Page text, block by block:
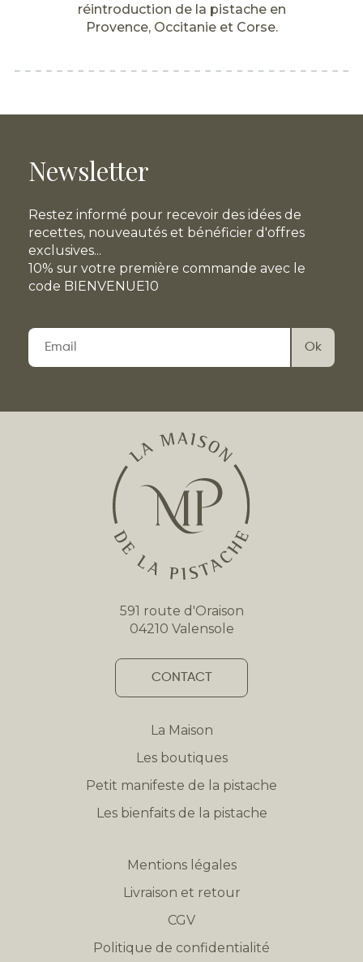
réintroduction de la pistache en
Provence, Occitanie et Corse.
Newsletter
Restez informé pour recevoir des idées de
recettes, nouveautés et bénéficier d'offres
exclusives...
10% sur votre première commande avec le
code BIENVENUE10
Veuillez
laisser
591 route d'Oraison
04210 Valensole
CONTACT
La Maison
Les boutiques
Petit manifeste de la pistache
Les bienfaits de la pistache
Mentions légales
Livraison et retour
CGV
Politique de confidentialité